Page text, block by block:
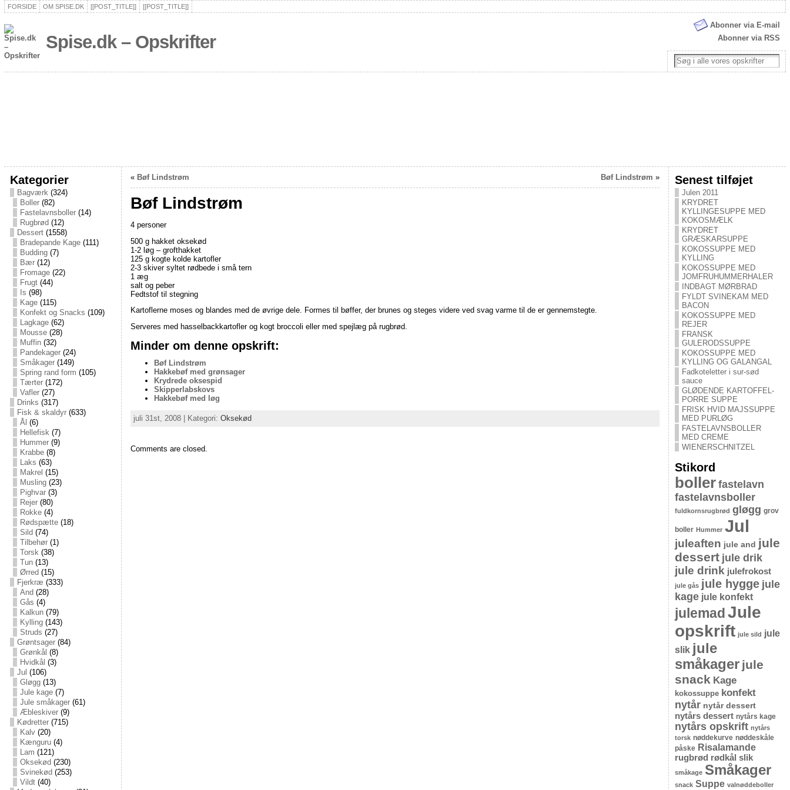
FORSIDE OM SPISE.DK [[POST_TITLE]] [[POST_TITLE]]
Spise.dk – Opskrifter
Abonner via E-mail
Abonner via RSS
Kategorier
Bagværk(324)
Boller(82)
Fastelavnsboller(14)
Rugbrød (12)
Dessert(1558)
Bradepande Kage(111)
Budding(7)
Bær(12)
Fromage(22)
Frugt(44)
Is (98)
Kage(115)
Konfekt og Snacks (109)
Lagkage(62)
Mousse(28)
Muffin(32)
Pandekager(24)
Småkager(149)
Spring rand form (105)
Tærter(172)
Vafler(27)
Drinks (317)
Fisk & skaldyr(633)
Ål (6)
Hellefisk(7)
Hummer(9)
Krabbe(8)
Laks (63)
Makrel (15)
Musling(23)
Pighvar(3)
Rejer(80)
Rokke(4)
Rødspætte(18)
Sild (74)
Tilbehør(1)
Torsk(38)
Tun(13)
Ørred (15)
Fjerkræ (333)
And (28)
Gås (4)
Kalkun(79)
Kylling(143)
Struds (27)
Grøntsager(84)
Grønkål (8)
Hvidkål (3)
Jul (106)
Gløgg(13)
Jule kage(7)
Jule småkager(61)
Æbleskiver(9)
Kødretter(715)
Kalv(20)
Kænguru(4)
Lam (121)
Oksekød (230)
Svinekød (253)
Vildt(40)
« Bøf Lindstrøm Bøf Lindstrøm »
Bøf Lindstrøm
4 personer
500 g hakket oksekød
1-2 løg – grofthakket
125 g kogte kolde kartofler
2-3 skiver syltet rødbede i små tern
1 æg
salt og peber
Fedtstof til stegning
Kartoflerne moses og blandes med de øvrige dele. Formes til bøffer, der brunes og steges videre ved svag varme til de er gennemstegte.
Serveres med hasselbackkartofler og kogt broccoli eller med spejlæg på rugbrød.
Minder om denne opskrift:
Bøf Lindstrøm
Hakkebøf med grønsager
Krydrede oksespid
Skipperlabskovs
Hakkebøf med løg
juli 31st, 2008 | Kategori: Oksekød
Comments are closed.
Senest tilføjet
Julen 2011
KRYDRET
KYLLINGESUPPE MED
KOKOSMÆLK
KRYDRET
GRÆSKARSUPPE
KOKOSSUPPE MED
KYLLING
KOKOSSUPPE MED
JOMFRUHUMMERHALER
INDBAGT MØRBRAD
FYLDT SVINEKAM MED
BACON
KOKOSSUPPE MED
REJER
FRANSK
GULERODSSUPPE
KOKOSSUPPE MED
KYLLING OG GALANGAL
Fadkoteletter i sur-sød
sauce
GLØDENDE KARTOFFEL-
PORRE SUPPE
FRISK HVID MAJSSUPPE
MED PURLØG
FASTELAVNSBOLLER
MED CREME
WIENERSCHNITZEL
Stikord
boller fastelavn
fastelavnsboller
fuldkornsrugbrød gløgg grov
boller Hummer Jul
juleaften jule and jule
dessert jule drik
jule drink julefrokost
jule gås jule hygge jule
kage jule konfekt
julemad Jule
opskrift jule sild jule
slik jule
småkager jule
snack Kage
kokossuppe konfekt
nytår nytår dessert
nytårs dessert nytårs kage
nytårs opskrift nytårs
torsk nøddekurve nøddeskåle
påske Risalamande
rugbrød rødkål slik
småkage Småkager
snack Suppe valnøddeboller